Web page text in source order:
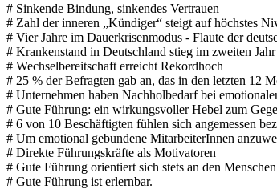
# Sinkende Bindung, sinkendes Vertrauen
# Zahl der inneren „Kündiger“ steigt auf höchstes
# Vier Jahre im Dauerkrisenmodus - Flaute der
# Krankenstand in Deutschland stieg im zweiten
# Wechselbereitschaft erreicht Rekordhoch
# 25 % der Befragten gab an, das in den letzten 12
# Unternehmen haben Nachholbedarf bei
# Gute Führung: ein wirkungsvoller Hebel zum
# 6 von 10 Beschäftigten fühlen sich angemessen
# Um emotional gebundene MitarbeiterInnen
# Direkte Führungskräfte als Motivatoren
# Gute Führung orientiert sich stets an den Menschen
# Gute Führung ist erlernbar.